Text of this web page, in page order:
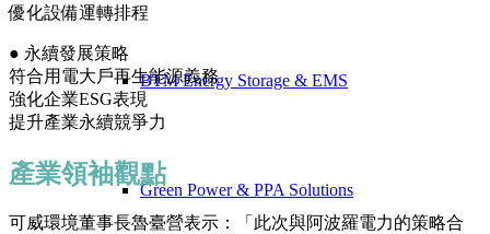
BTM Energy Storage & EMS
Green Power & PPA Solutions
優化設備運轉排程
● 永續發展策略
符合用電大戶再生能源義務
強化企業ESG表現
提升產業永續競爭力
產業領袖觀點
可威環境董事長魯臺營表示：「此次與阿波羅電力的策略合